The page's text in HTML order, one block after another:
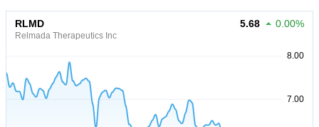
RLMD
Relmada Therapeutics Inc
5.68 0.00%